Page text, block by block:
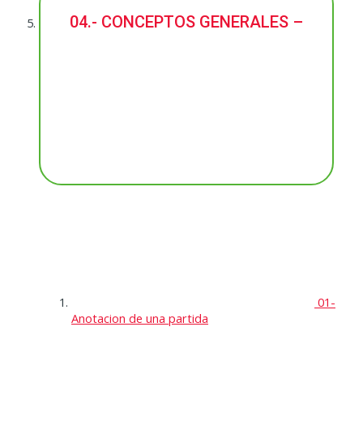
04.- CONCEPTOS GENERALES –
01-
Anotacion de una partida